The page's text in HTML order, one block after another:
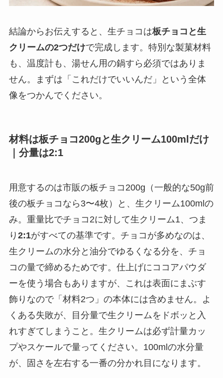
結論からお伝えすると、生チョコは板チョコと生
クリームの2つだけで完成します。特別な製菓材料
も、温度計も、湯せん用の鍋すら必須ではありま
せん。まずは「これだけでいいんだ」という全体
像をつかんでください。
材料は板チョコ200gと生クリーム100mlだけ
｜分量は2:1
用意するのは市販の板チョコ200g（一般的な50g前
後の板チョコなら3〜4枚）と、生クリーム100mlの
み。重量比でチョコ2に対して生クリーム1、つま
り 2:1がすべての基準です。チョコが多めなのは、
生クリームの水分と油分でゆるくなる分を、チョ
コの量で締めるためです。仕上げにココアパウダ
ーを使う場合もありますが、これは表面にまぶす
飾りなので「材料2つ」の本体には含めません。よ
くある失敗が、目分量で生クリームをドボッと入
れすぎてしまうこと。生クリームは必ず計量カッ
プやスケールで量ってください。100mlの水分量
が、固さを左右する一番の分かれ目になります。